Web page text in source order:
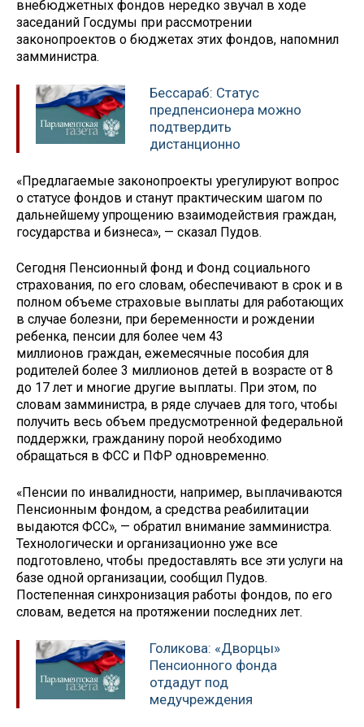
внебюджетных фондов нередко звучал в ходе
заседаний Госдумы при рассмотрении
законопроектов о бюджетах этих фондов, напомнил
замминистра.
Бессараб: Статус
предпенсионера можно
подтвердить
дистанционно
«Предлагаемые законопроекты урегулируют вопрос
о статусе фондов и станут практическим шагом по
дальнейшему упрощению взаимодействия граждан,
государства и бизнеса», — сказал Пудов.
Сегодня Пенсионный фонд и Фонд социального
страхования, по его словам, обеспечивают в срок и в
полном объеме страховые выплаты для работающих
в случае болезни, при беременности и рождении
ребенка, пенсии для более чем 43
миллионов граждан, ежемесячные пособия для
родителей более 3 миллионов детей в возрасте от 8
до 17 лет и многие другие выплаты. При этом, по
словам замминистра, в ряде случаев для того, чтобы
получить весь объем предусмотренной федеральной
поддержки, гражданину порой необходимо
обращаться в ФСС и ПФР одновременно.
«Пенсии по инвалидности, например, выплачиваются
Пенсионным фондом, а средства реабилитации
выдаются ФСС», — обратил внимание замминистра.
Технологически и организационно уже все
подготовлено, чтобы предоставлять все эти услуги на
базе одной организации, сообщил Пудов.
Постепенная синхронизация работы фондов, по его
словам, ведется на протяжении последних лет.
Голикова: «Дворцы»
Пенсионного фонда
отдадут под
медучреждения